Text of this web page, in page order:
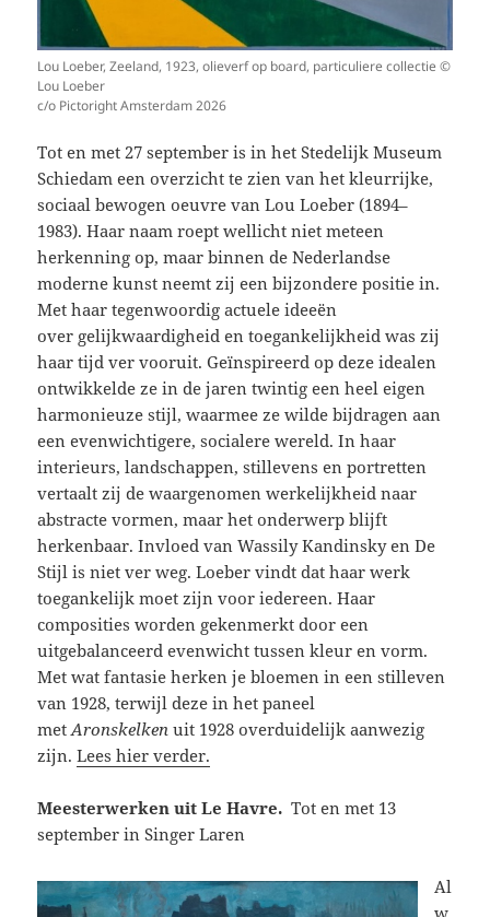
Lou Loeber, Zeeland, 1923, olieverf op board, particuliere collectie ©
Lou Loeber
c/o Pictoright Amsterdam 2026
Tot en met 27 september is in het Stedelijk Museum
Schiedam een overzicht te zien van het kleurrijke,
sociaal bewogen oeuvre van Lou Loeber (1894–
1983). Haar naam roept wellicht niet meteen
herkenning op, maar binnen de Nederlandse
moderne kunst neemt zij een bijzondere positie in.
Met haar tegenwoordig actuele ideeën
over gelijkwaardigheid en toegankelijkheid was zij
haar tijd ver vooruit. Geïnspireerd op deze idealen
ontwikkelde ze in de jaren twintig een heel eigen
harmonieuze stijl, waarmee ze wilde bijdragen aan
een evenwichtigere, socialere wereld. In haar
interieurs, landschappen, stillevens en portretten
vertaalt zij de waargenomen werkelijkheid naar
abstracte vormen, maar het onderwerp blijft
herkenbaar. Invloed van Wassily Kandinsky en De
Stijl is niet ver weg. Loeber vindt dat haar werk
toegankelijk moet zijn voor iedereen. Haar
composities worden gekenmerkt door een
uitgebalanceerd evenwicht tussen kleur en vorm.
Met wat fantasie herken je bloemen in een stilleven
van 1928, terwijl deze in het paneel
metAronskelken uit 1928 overduidelijk aanwezig
zijn.Lees hier verder.
Meesterwerken uit Le Havre. Tot en met 13
september in Singer Laren
Al
w